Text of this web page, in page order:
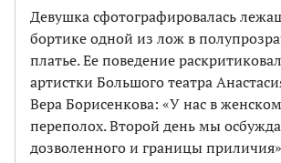
Девушка сфотографировалась
бортике одной из лож в
платье. Ее поведение
артистки Большого театра
Вера Борисенкова: «У нас в
переполох. Второй день мы
дозволенного и границы